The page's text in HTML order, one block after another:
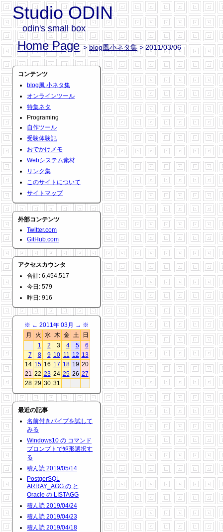
Studio ODIN
odin's small box
Home Page >blog風小ネタ集> 2011/03/06
コンテンツ
blog風 小ネタ集
オンラインツール
特集ネタ
Programing
自作ツール
受験体験記
おでかけメモ
Webシステム素材
リンク集
このサイトについて
サイトマップ
外部コンテンツ
Twitter.com
GitHub.com
アクセスカウンタ
合計: 6,454,517
今日: 579
昨日: 916
※ ← 2011年 03月 → ※
月
火 水 木 金 土
日
1
2 3 4 5
6
7
8 9 10 11 12 13
14 15 16 17 18 19 20
21 22 23 24 25 26 27
28 29 30 31
最近の記事
名前付きパイプを試して
みる
Windows10 の コマンド
プロンプトで矩形選択す
る
積ん読 2019/05/14
PostgerSQL
ARRAY_AGG の と
Oracle の LISTAGG
積ん読 2019/04/24
積ん読 2019/04/23
積ん読 2019/04/18